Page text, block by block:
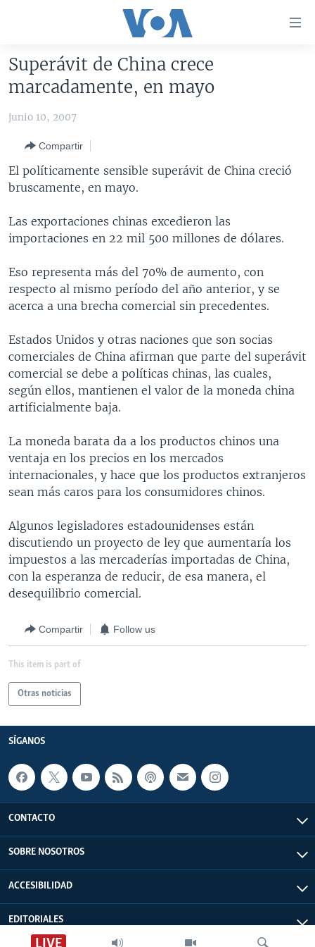
accesibilidad
contenido
principal
Salte
navegador
principal
búsqueda
AMÉRICA DEL NORTE
MÉXICO
HAITÍ
ELECCIONES EEUU
VOTO DIVIDIDO
VOA VERIFICA
VOA VERIFICA UCRANIA/RUSIA
VOA VERIFICA INMIGRACIÓN
AMÉRICA LATINA
ARGENTINA
COLOMBIA
PERÚ
ECUADOR
BRASIL
CHINA EN AMÉRICA LATINA
COSTA RICA
GUATEMALA
HONDURAS
OTRAS SECCIONES
LIBERTAD DE PRENSA
MUNDO
ENTRETENIMIENTO Y CULTURA
TECNOLOGÍA
DEPORTES
LIBERTAD DE PRENSA
UCRANIA
VIDEOS
FOTOGRAFÍA
AUDIOS
PROGRAMAS TV
EL MUNDO AL DÍA
FORO INTERAMERICANO
LAS CLAVES
PANORAMA
RADIO
AVANCE INFORMATIVO
BUENOS DÍAS AMÉRICA
ESTADOS UNIDOS AL DÍA
FORO [RADIO]
DEPORTIVO INTERNACIONAL
NOTA ECONÓMICA
DIRECT
Learning English
Idiomas
LIVE
Superávit de China crece
marcadamente, en mayo
junio 10, 2007
Compartir
El políticamente sensible superávit de China creció
bruscamente, en mayo.
Las exportaciones chinas excedieron las
importaciones en 22 mil 500 millones de dólares.
Eso representa más del 70% de aumento, con
respecto al mismo período del año anterior, y se
acerca a una brecha comercial sin precedentes.
Estados Unidos y otras naciones que son socias
comerciales de China afirman que parte del superávit
comercial se debe a políticas chinas, las cuales,
según ellos, mantienen el valor de la moneda china
artificialmente baja.
La moneda barata da a los productos chinos una
ventaja en los precios en los mercados
internacionales, y hace que los productos extranjeros
sean más caros para los consumidores chinos.
Algunos legisladores estadounidenses están
discutiendo un proyecto de ley que aumentaría los
impuestos a las mercaderías importadas de China,
con la esperanza de reducir, de esa manera, el
desequilibrio comercial.
Compartir Follow us
This item is part of
Otras noticias
SÍGANOS
CONTACTO
SOBRE NOSOTROS
ACCESIBILIDAD
EDITORIALES